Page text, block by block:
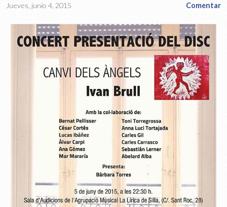
Jueves, junio 4, 2015 Comentar